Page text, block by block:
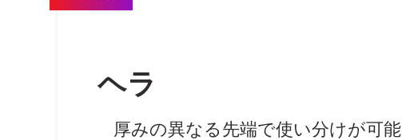
ヘラ
厚みの異なる先端で使い分けが可能